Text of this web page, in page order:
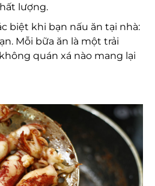
lượng.
biệt khi bạn nấu ăn tại nhà:
Mỗi bữa ăn là một trải
quán xá nào mang lại